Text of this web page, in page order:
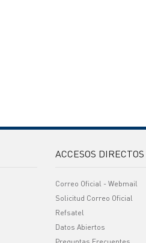
ACCESOS DIRECTOS
Correo Oficial - Webmail
Solicitud Correo Oficial
Refsatel
Datos Abiertos